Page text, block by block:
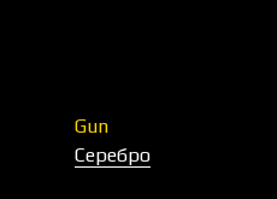
Gun
Серебро